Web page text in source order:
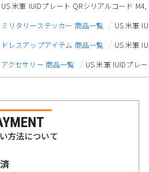
US 米軍 IUIDプレート QRシリアルコード
ミリタリーステッカー 商品一覧
US 米軍
ドレスアップアイテム 商品一覧
US 米軍
アクセサリー 商品一覧 US 米軍 IUIDプレ
方法について